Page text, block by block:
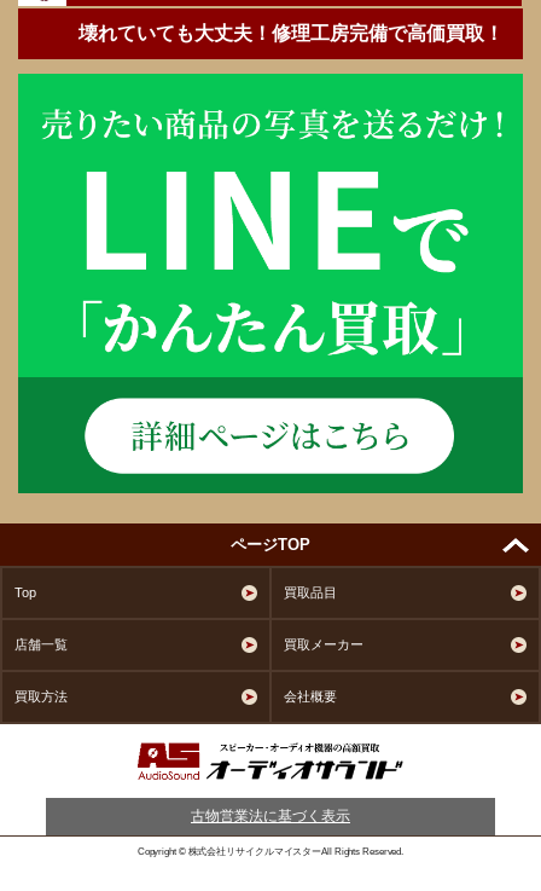
壊れていても大丈夫！修理工房完備で高価買取！
ページTOP
Top 買取品目
店舗一覧 買取メーカー
買取方法 会社概要
古物営業法に基づく表示
Copyright © 株式会社リサイクルマイスターAll Rights Reserved.